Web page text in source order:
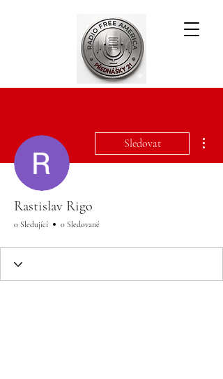
Sledovat
Rastislav Rigo
0 Sledující 0 Sledované